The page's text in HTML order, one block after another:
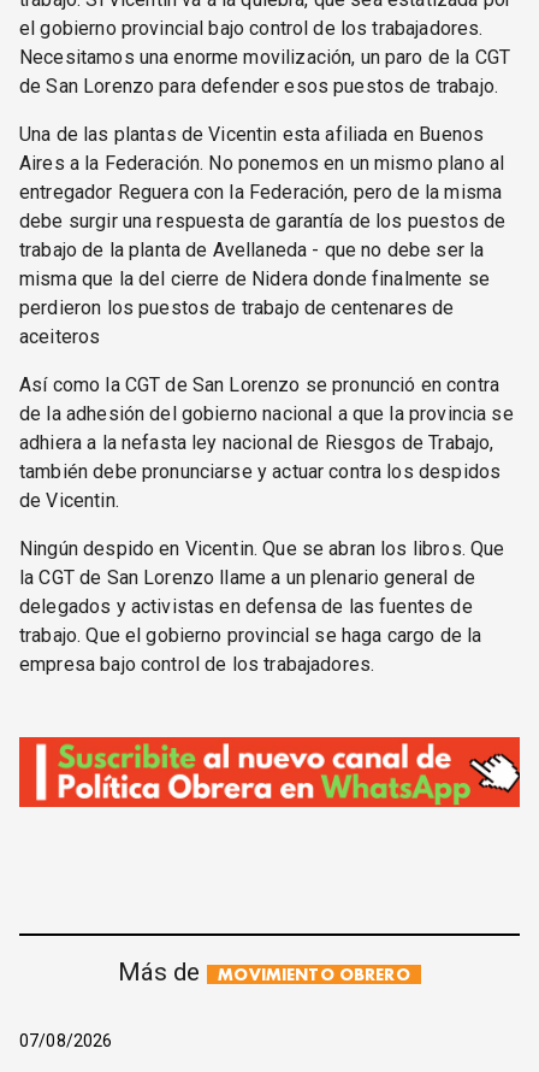
el gobierno provincial bajo control de los trabajadores.
Necesitamos una enorme movilización, un paro de la CGT
de San Lorenzo para defender esos puestos de trabajo.
Una de las plantas de Vicentin esta afiliada en Buenos
Aires a la Federación. No ponemos en un mismo plano al
entregador Reguera con la Federación, pero de la misma
debe surgir una respuesta de garantía de los puestos de
trabajo de la planta de Avellaneda - que no debe ser la
misma que la del cierre de Nidera donde finalmente se
perdieron los puestos de trabajo de centenares de
aceiteros
Así como la CGT de San Lorenzo se pronunció en contra
de la adhesión del gobierno nacional a que la provincia se
adhiera a la nefasta ley nacional de Riesgos de Trabajo,
también debe pronunciarse y actuar contra los despidos
de Vicentin.
Ningún despido en Vicentin. Que se abran los libros. Que
la CGT de San Lorenzo llame a un plenario general de
delegados y activistas en defensa de las fuentes de
trabajo. Que el gobierno provincial se haga cargo de la
empresa bajo control de los trabajadores.
Más de MOVIMIENTO OBRERO
07/08/2026